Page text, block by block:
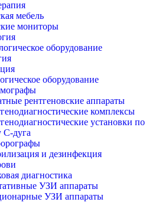
мебель
мониторы
оборудование
оборудование
рентгеновские аппараты
комплексы
установки по
С-дуга
и дезинфекция
диагностика
УЗИ аппараты
УЗИ аппараты